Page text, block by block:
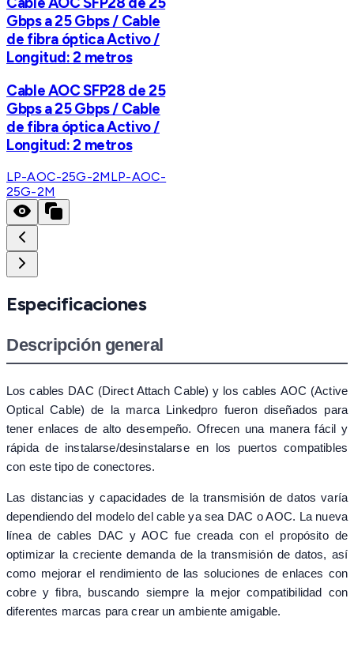
Gbps a 25 Gbps / Cable
de fibra óptica Activo /
Longitud: 2 metros
Cable AOC SFP28 de 25
Gbps a 25 Gbps / Cable
de fibra óptica Activo /
Longitud: 2 metros
LP-AOC-25G-2MLP-AOC-
25G-2M
Especificaciones
Descripción general
Los cables DAC (Direct Attach Cable) y los cables AOC (Active
Optical Cable) de la marca Linkedpro fueron diseñados para
tener enlaces de alto desempeño. Ofrecen una manera fácil y
rápida de instalarse/desinstalarse en los puertos compatibles
con este tipo de conectores.
Las distancias y capacidades de la transmisión de datos varía
dependiendo del modelo del cable ya sea DAC o AOC. La nueva
línea de cables DAC y AOC fue creada con el propósito de
optimizar la creciente demanda de la transmisión de datos, así
como mejorar el rendimiento de las soluciones de enlaces con
cobre y fibra, buscando siempre la mejor compatibilidad con
diferentes marcas para crear un ambiente amigable.